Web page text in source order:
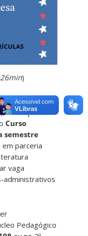
)
Blumenau
alterações
Curso
semestre
parceria
vaga
administrativos
Pedagógico